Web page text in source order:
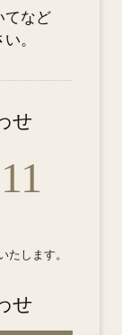
てなど
。
せ
します。
せ